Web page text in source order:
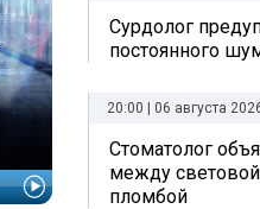
Сурдолог
постоянного
20:00 | 06 августа
Стоматолог
между
пломбой